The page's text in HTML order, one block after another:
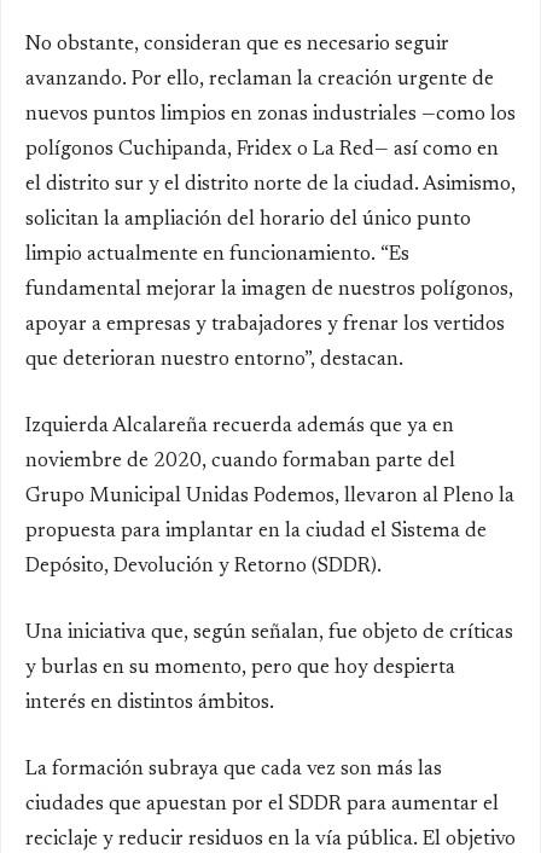
No obstante, consideran que es necesario seguir
avanzando. Por ello, reclaman la creación urgente de
nuevos puntos limpios en zonas industriales —como los
polígonos Cuchipanda, Fridex o La Red— así como en
el distrito sur y el distrito norte de la ciudad. Asimismo,
solicitan la ampliación del horario del único punto
limpio actualmente en funcionamiento. “Es
fundamental mejorar la imagen de nuestros polígonos,
apoyar a empresas y trabajadores y frenar los vertidos
que deterioran nuestro entorno”, destacan.
Izquierda Alcalareña recuerda además que ya en
noviembre de 2020, cuando formaban parte del
Grupo Municipal Unidas Podemos, llevaron al Pleno la
propuesta para implantar en la ciudad el Sistema de
Depósito, Devolución y Retorno (SDDR).
Una iniciativa que, según señalan, fue objeto de críticas
y burlas en su momento, pero que hoy despierta
interés en distintos ámbitos.
La formación subraya que cada vez son más las
ciudades que apuestan por el SDDR para aumentar el
reciclaje y reducir residuos en la vía pública. El objetivo